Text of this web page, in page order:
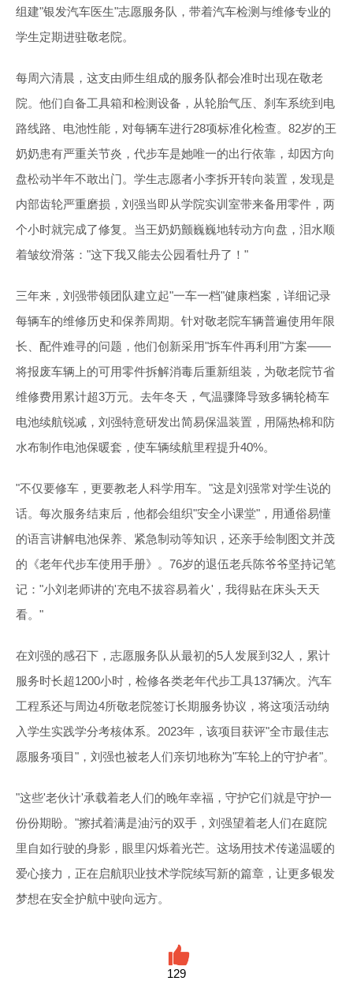
组建"银发汽车医生"志愿服务队，带着汽车检测与维修专业的
学生定期进驻敬老院。
每周六清晨，这支由师生组成的服务队都会准时出现在敬老
院。他们自备工具箱和检测设备，从轮胎气压、刹车系统到电
路线路、电池性能，对每辆车进行28项标准化检查。82岁的王
奶奶患有严重关节炎，代步车是她唯一的出行依靠，却因方向
盘松动半年不敢出门。学生志愿者小李拆开转向装置，发现是
内部齿轮严重磨损，刘强当即从学院实训室带来备用零件，两
个小时就完成了修复。当王奶奶颤巍巍地转动方向盘，泪水顺
着皱纹滑落："这下我又能去公园看牡丹了！"
三年来，刘强带领团队建立起"一车一档"健康档案，详细记录
每辆车的维修历史和保养周期。针对敬老院车辆普遍使用年限
长、配件难寻的问题，他们创新采用"拆车件再利用"方案——
将报废车辆上的可用零件拆解消毒后重新组装，为敬老院节省
维修费用累计超3万元。去年冬天，气温骤降导致多辆轮椅车
电池续航锐减，刘强特意研发出简易保温装置，用隔热棉和防
水布制作电池保暖套，使车辆续航里程提升40%。
"不仅要修车，更要教老人科学用车。"这是刘强常对学生说的
话。每次服务结束后，他都会组织"安全小课堂"，用通俗易懂
的语言讲解电池保养、紧急制动等知识，还亲手绘制图文并茂
的《老年代步车使用手册》。76岁的退伍老兵陈爷爷坚持记笔
记："小刘老师讲的'充电不拔容易着火'，我得贴在床头天天
看。"
在刘强的感召下，志愿服务队从最初的5人发展到32人，累计
服务时长超1200小时，检修各类老年代步工具137辆次。汽车
工程系还与周边4所敬老院签订长期服务协议，将这项活动纳
入学生实践学分考核体系。2023年，该项目获评"全市最佳志
愿服务项目"，刘强也被老人们亲切地称为"车轮上的守护者"。
"这些'老伙计'承载着老人们的晚年幸福，守护它们就是守护一
份份期盼。"擦拭着满是油污的双手，刘强望着老人们在庭院
里自如行驶的身影，眼里闪烁着光芒。这场用技术传递温暖的
爱心接力，正在启航职业技术学院续写新的篇章，让更多银发
梦想在安全护航中驶向远方。
129